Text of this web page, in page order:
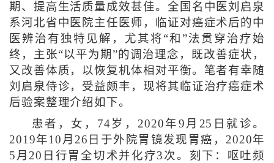
期、提高生活质量成效甚佳。全国名中医刘启泉
系河北省中医院主任医师，临证对癌症术后的中
医辨治有独特见解，尤其将“和”法贯穿治疗始
终，主张“以平为期”的调治理念，既改善症状，
又改善体质，以恢复机体相对平衡。笔者有幸随
刘启泉侍诊，受益颇丰，现将其临证治疗癌症术
后验案整理介绍如下。
患者，女，74岁，2020年9月25日就诊。
2019年10月26日于外院胃镜发现胃癌，2020年
5月20日行胃全切术并化疗3次。刻下：呕吐频